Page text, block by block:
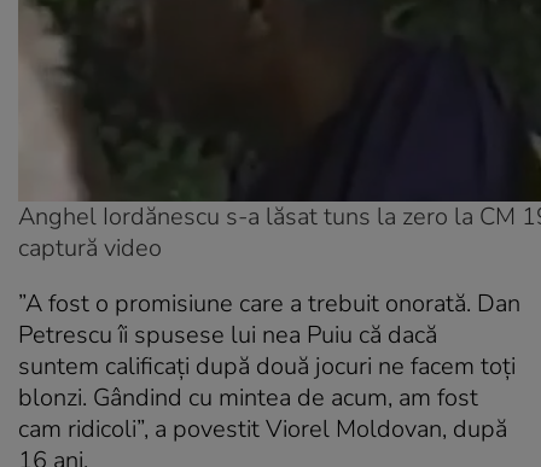
Anghel Iordănescu s-a lăsat tuns la zero la CM
captură video
”A fost o promisiune care a trebuit onorată. Dan
Petrescu îi spusese lui nea Puiu că dacă
suntem calificaţi după două jocuri ne facem toţi
blonzi. Gândind cu mintea de acum, am fost
cam ridicoli”, a povestit Viorel Moldovan, după
16 ani.